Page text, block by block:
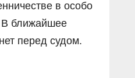
в особо
В ближайшее
перед судом.